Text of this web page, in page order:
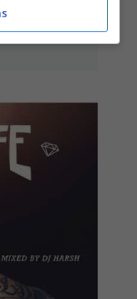
Gennaio 2012